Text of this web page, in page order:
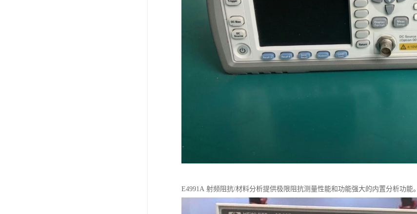
E4991A 射频阻抗/材料分析提供极限阻抗测量性能和功能强大的内置分析功能。